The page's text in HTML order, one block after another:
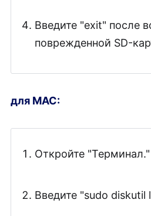
Введите "exit" после
поврежденной SD-
для MAC:
Откройте "Терминал."
Введите "sudo diskutil